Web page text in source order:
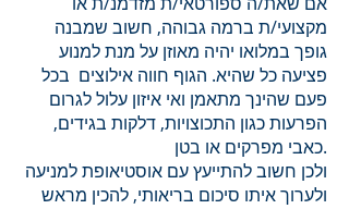
מקצועי/ת ברמה גבוהה, חשוב שמבנה
גופך במלואו יהיה מאוזן על מנת למנוע
פציעה כל שהיא. הגוף חווה אילוצים בכל
פעם שהינך מתאמן ואי איזון עלול לגרום
הפרעות כגון התכוצויות, דלקות בגידים,
כאבי מפרקים או בטן.
ולכן חשוב להתייעץ עם אוסטיאופת למניעה
ולערוך איתו סיכום בריאותי, להכין מראש